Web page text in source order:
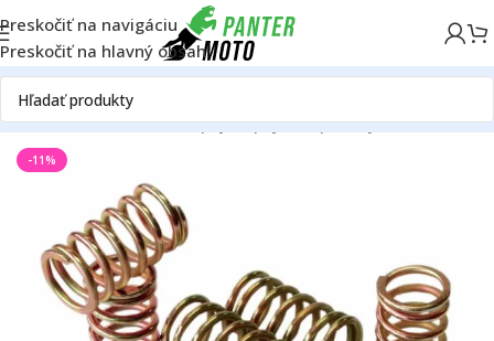
Preskočiť na navigáciu
Preskočiť na hlavný obsah
DomovATV/UTVMotorSpojkaSpojkové pružiny
-11%